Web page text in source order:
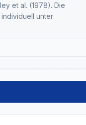
et al. (1978). Die
unter